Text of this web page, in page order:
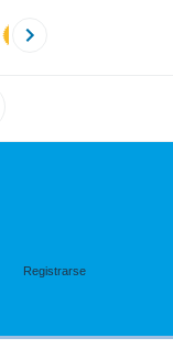
Registrarse